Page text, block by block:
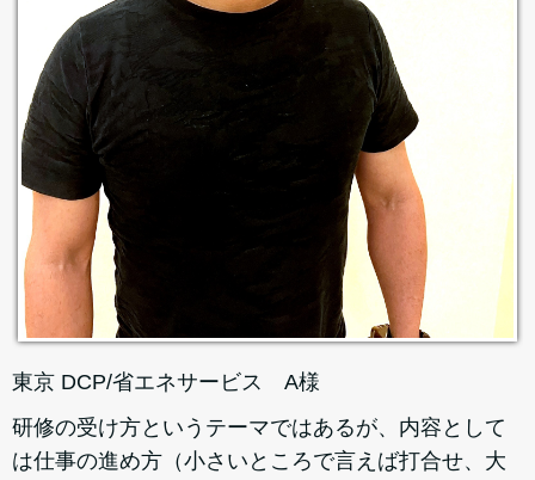
東京 DCP/省エネサービス A様
研修の受け方というテーマではあるが、内容として
は仕事の進め方（小さいところで言えば打合せ、大